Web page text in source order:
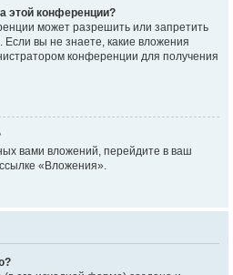
этой конференции?
может разрешить или запретить
вы не знаете, какие вложения
конференции для получения
вами вложений, перейдите в ваш
«Вложения».